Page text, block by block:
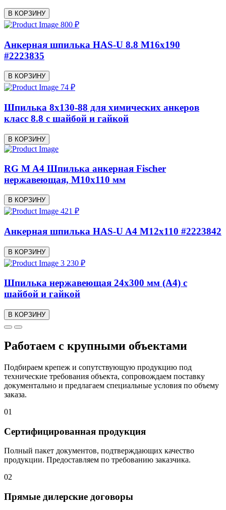
В КОРЗИНУ
800 ₽
Анкерная шпилька HAS-U 8.8 M16x190
#2223835
В КОРЗИНУ
74 ₽
Шпилька 8x130-88 для химических анкеров
класс 8.8 с шайбой и гайкой
В КОРЗИНУ
RG M A4 Шпилька анкерная Fischer
нержавеющая, M10x110 мм
В КОРЗИНУ
421 ₽
Анкерная шпилька HAS-U A4 M12x110 #2223842
В КОРЗИНУ
3 230 ₽
Шпилька нержавеющая 24х300 мм (А4) с
шайбой и гайкой
В КОРЗИНУ
Работаем с крупными объектами
Подбираем крепеж и сопутствующую продукцию под
технические требования объекта, сопровождаем поставку
документально и предлагаем специальные условия по объему
заказа.
01
Сертифицированная продукция
Полный пакет документов, подтверждающих качество
продукции. Предоставляем по требованию заказчика.
02
Прямые дилерские договоры